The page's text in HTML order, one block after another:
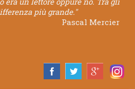
più grande."
Pascal Mercier